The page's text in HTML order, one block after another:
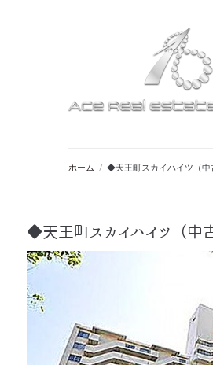
ホーム / ◆天王町スカイハイツ（中
◆天王町スカイハイツ（中古